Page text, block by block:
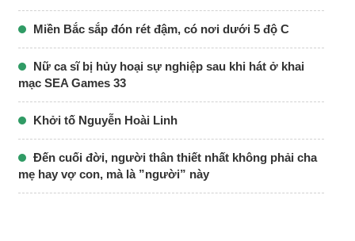
Miền Bắc sắp đón rét đậm, có nơi dưới 5 độ C
Nữ ca sĩ bị hủy hoại sự nghiệp sau khi hát ở khai
mạc SEA Games 33
Khởi tố Nguyễn Hoài Linh
Đến cuối đời, người thân thiết nhất không phải cha
mẹ hay vợ con, mà là ”người” này